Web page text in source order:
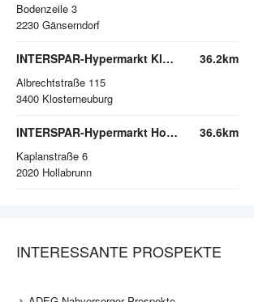
Bodenzeile 3
2230 Gänserndorf
INTERSPAR-Hypermarkt Klosterneuburg
Albrechtstraße 115
3400 Klosterneuburg
36.2km
INTERSPAR-Hypermarkt Hollabrunn
Kaplanstraße 6
2020 Hollabrunn
36.6km
INTERESSANTE PROSPEKTE